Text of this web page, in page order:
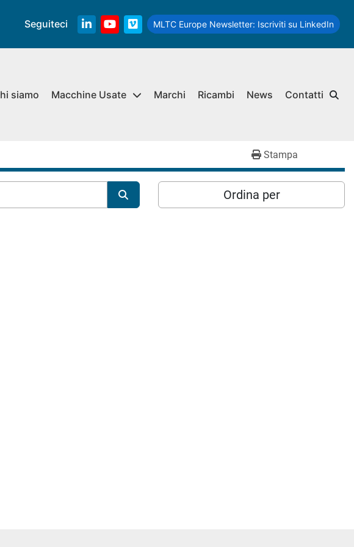
Seguiteci
linkedinyoutube
vimeo
MLTC Europe Newsletter: Iscriviti su LinkedIn
Ricambi News
Chi siamo Marchi
Macchine Usate Contatti
Stampa
Ordina per